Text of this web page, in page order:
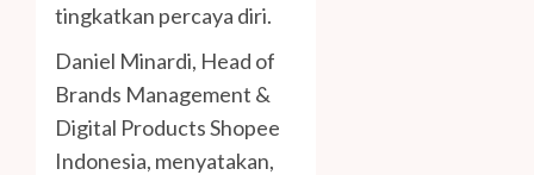
tingkatkan percaya diri.
Daniel Minardi, Head of
Brands Management &
Digital Products Shopee
Indonesia, menyatakan,